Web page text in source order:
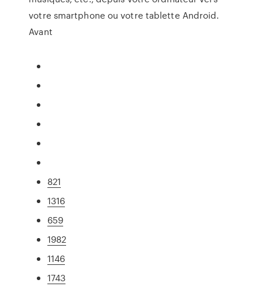
votre smartphone ou votre tablette Android.
Avant
821
1316
659
1982
1146
1743